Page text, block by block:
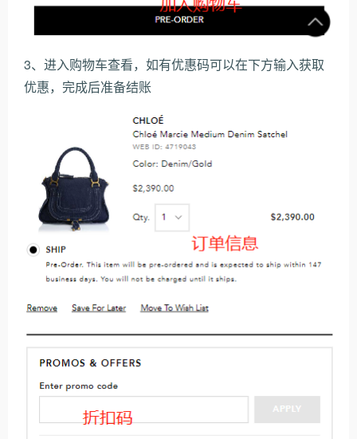
3、进入购物车查看，如有优惠码可以在下方输入获取
优惠，完成后准备结账